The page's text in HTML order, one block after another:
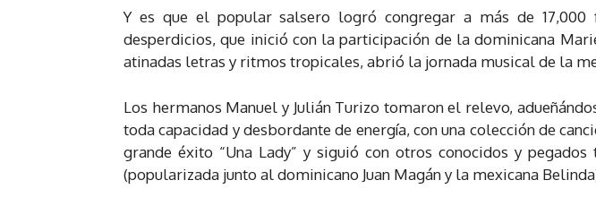
Y es que el popular salsero logró congregar a más de 17,000
desperdicios, que inició con la participación de la dominicana
atinadas letras y ritmos tropicales, abrió la jornada musical de la
Los hermanos Manuel y Julián Turizo tomaron el relevo,
toda capacidad y desbordante de energía, con una colección de
grande éxito “Una Lady” y siguió con otros conocidos y
(popularizada junto al dominicano Juan Magán y la mexicana